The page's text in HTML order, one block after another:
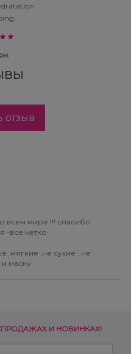
отзыв
всем мире !!! спасибо
-все четко
.мягкие ,не сухие , не
и маску
И НОВИНКАХ!